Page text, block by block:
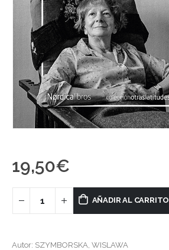
19,50€
AÑADIR AL CARRITO
Autor: SZYMBORSKA, WISLAWA